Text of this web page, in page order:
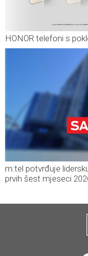
HONOR telefoni s
m:tel potvrđuje
prvih šest mjeseci